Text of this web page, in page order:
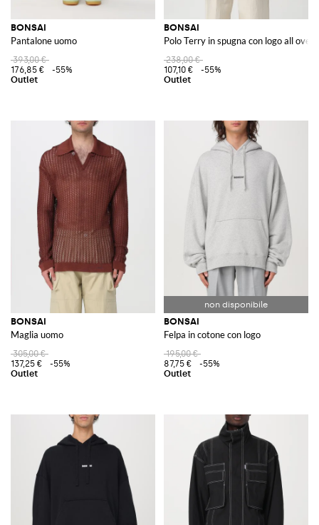
BONSAI
Pantalone uomo
393,00 €
176,85 €
-55%
BONSAI
Polo Terry in spugna con logo all over
238,00 €
107,10 €
-55%
BONSAI
Maglia uomo
305,00 €
137,25 €
-55%
BONSAI
Felpa in cotone con logo
195,00 €
87,75 €
-55%